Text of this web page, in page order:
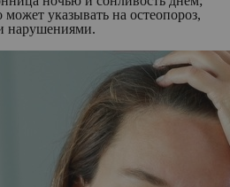
указывать на остеопороз,
нарушениями.